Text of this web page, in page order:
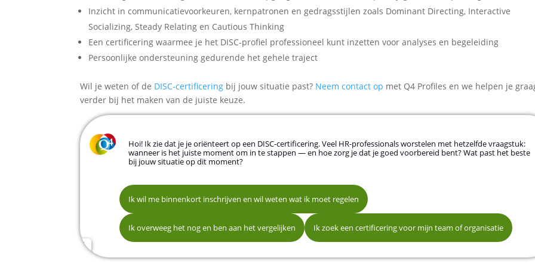
Inzicht in communicatievoorkeuren, kernpatronen en gedragsstijlen zoals Dominant Directing, Interactive
Socializing, Steady Relating en Cautious Thinking
Een certificering waarmee je het DISC-profiel professioneel kunt inzetten voor analyses en begeleiding
Persoonlijke ondersteuning gedurende het gehele traject
Wil je weten of de DISC-certificering bij jouw situatie past? Neem contact op met Q4 Profiles en we helpen je
verder bij het maken van de juiste keuze.
Hoi! Ik zie dat je je oriënteert op een DISC-certificering. Veel HR-professionals worstelen met hetzelfde vraagstuk:
wanneer is het juiste moment om in te stappen — en hoe zorg je dat je goed voorbereid bent? Wat past het beste
bij jouw situatie op dit moment?
Ik wil me binnenkort inschrijven en wil weten wat ik moet regelen
Ik overweeg het nog en ben aan het vergelijken Ik zoek een certificering voor mijn team of organisatie
Intern: voor teamontwikkeling en/of selectie Als gecertificeerd DISC-coach of partner
Nog niet zeker, ik wil eerst meer weten
Naam